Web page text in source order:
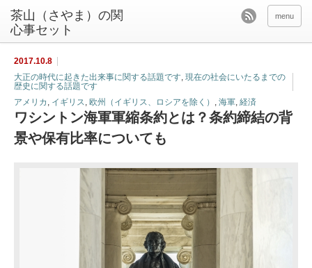
茶山（さやま）の関
心事セット
menu
2017.10.8
大正の時代に起きた出来事に関する話題です, 現在の社会にいたるまでの
歴史に関する話題です
アメリカ , イギリス, 欧州（イギリス、ロシアを除く） , 海軍, 経済
ワシントン海軍軍縮条約とは？条約締結の背
景や保有比率についても